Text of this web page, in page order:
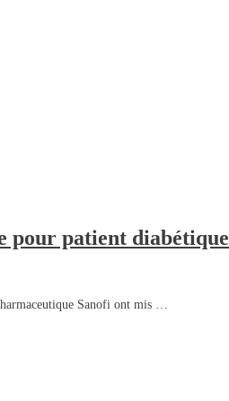
pour patient diabétique
Sanofi ont mis …